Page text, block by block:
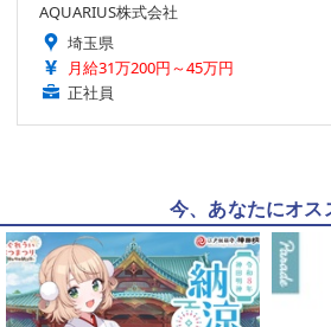
AQUARIUS株式会社
埼玉県
月給31万200円～45万円
正社員
今、あなたにオス